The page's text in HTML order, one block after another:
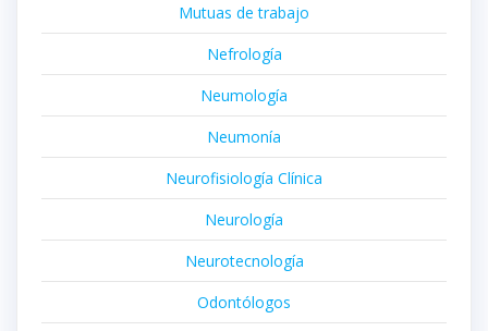
Mutuas de trabajo
Nefrología
Neumología
Neumonía
Neurofisiología Clínica
Neurología
Neurotecnología
Odontólogos